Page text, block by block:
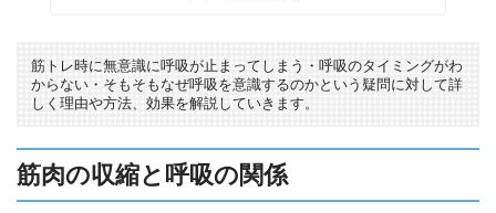
筋トレ時に無意識に呼吸が止まってしまう・呼吸のタイミングがわ
からない・そもそもなぜ呼吸を意識するのかという疑問に対して詳
しく理由や方法、効果を解説していきます。
筋肉の収縮と呼吸の関係